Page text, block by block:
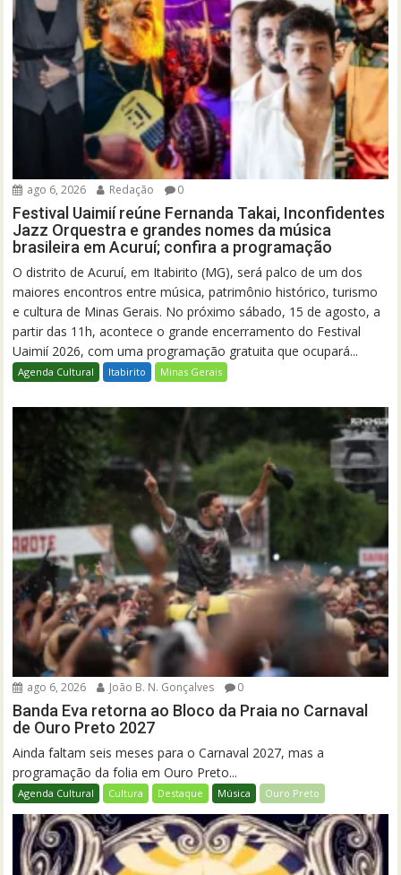
ago 6, 2026 Redação 0
Festival Uaimií reúne Fernanda Takai, Inconfidentes
Jazz Orquestra e grandes nomes da música
brasileira em Acuruí; confira a programação
O distrito de Acuruí, em Itabirito (MG), será palco de um dos
maiores encontros entre música, patrimônio histórico, turismo
e cultura de Minas Gerais. No próximo sábado, 15 de agosto, a
partir das 11h, acontece o grande encerramento do Festival
Uaimií 2026, com uma programação gratuita que ocupará...
Agenda Cultural Itabirito Minas Gerais
ago 6, 2026 João B. N. Gonçalves 0
Banda Eva retorna ao Bloco da Praia no Carnaval
de Ouro Preto 2027
Ainda faltam seis meses para o Carnaval 2027, mas a
programação da folia em Ouro Preto...
Agenda Cultural Cultura Destaque Música Ouro Preto